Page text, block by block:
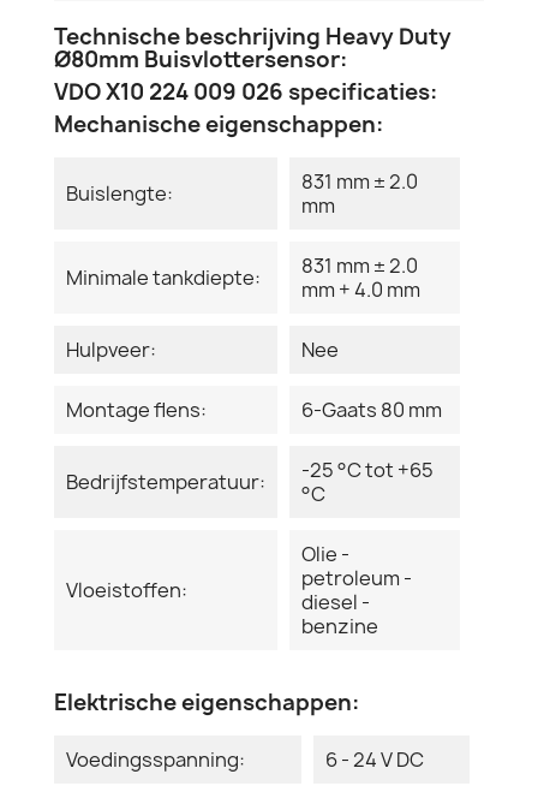
Technische beschrijving Heavy Duty
Ø80mm Buisvlottersensor:
VDO X10 224 009 026 specificaties:
Mechanische eigenschappen:
Buislengte:
831 mm ± 2.0
mm
Minimale tankdiepte:
831 mm ± 2.0
mm + 4.0 mm
Hulpveer: Nee
Montage flens: 6-Gaats 80 mm
Bedrijfstemperatuur:
-25 °C tot +65
°C
Vloeistoffen:
Olie -
petroleum -
diesel -
benzine
Elektrische eigenschappen:
Voedingsspanning: 6 - 24 V DC